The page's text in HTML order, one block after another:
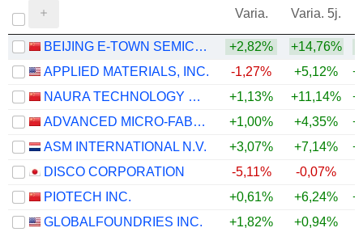
Varia. Varia. 5j.
BEIJING E-TOWN SEMICONDUCTOR TECHNOLOGY CO., LTD. +2,82% +14,76%
APPLIED MATERIALS, INC.
-1,27% +5,12%
NAURA TECHNOLOGY GROUP CO., LTD.
+1,13% +11,14%
ADVANCED MICRO-FABRICATION EQUIPMENT INC. CHINA
+1,00% +4,35%
ASM INTERNATIONAL N.V.
+3,07% +7,14%
DISCO CORPORATION
-5,11% -0,07%
PIOTECH INC.
+0,61% +6,24%
GLOBALFOUNDRIES INC.
+1,82% +0,94%